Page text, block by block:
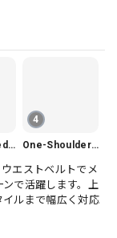
Mesh Pointed Toe Pumps V165
4
One-Shoulder Slim-Fit Flattering Mermaid Skirt Dress V2295
エストベルトでメ
で活躍します。上
ルまで幅広く対応